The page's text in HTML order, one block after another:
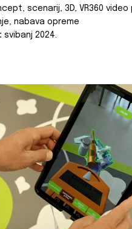
scenarij, 3D, VR360 video
nabava opreme
svibanj 2024.